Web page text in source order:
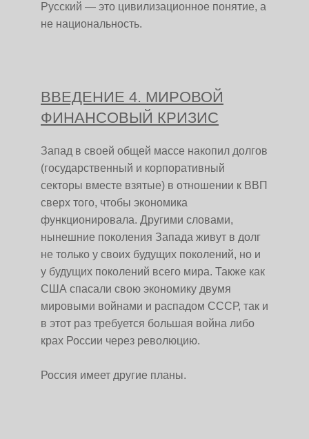
Русский — это цивилизационное понятие, а
не национальность.
ВВЕДЕНИЕ 4. МИРОВОЙ
ФИНАНСОВЫЙ КРИЗИС
Запад в своей общей массе накопил долгов
(государственный и корпоративный
секторы вместе взятые) в отношении к ВВП
сверх того, чтобы экономика
функционировала. Другими словами,
нынешние поколения Запада живут в долг
не только у своих будущих поколений, но и
у будущих поколений всего мира. Также как
США спасали свою экономику двумя
мировыми войнами и распадом СССР, так и
в этот раз требуется большая война либо
крах России через революцию.
Россия имеет другие планы.